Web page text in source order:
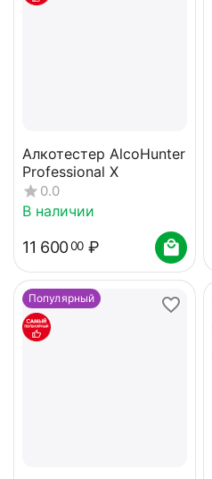
Алкотестер AlcoHunter
Professional X
0.0
В наличии
11 60000 ₽
Популярный